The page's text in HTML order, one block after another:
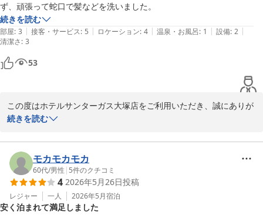
ホテルサンターガス大塚店
2026-06-18
ず、頑張って蛇口で髪などを洗いました。
続きを読む
部屋: 3 | 接客・サービス: 5 | ロケーション: 4 | 温泉・お風呂: 1 | 設備: 2 |
清潔さ: 3
53
この度はホテルサンターガス大塚店をご利用いただき、誠にありが
とうございます。
拝読いたしました。
一方で、シャワーと蛇口の切り替えが作動せず、ご不便をおかけし
てしまい誠に申し訳ございませんでした。
いただいたご指摘を受け、該当箇所はすでに修繕を完了しておりま
す。次回は快適にご利用いただけるよう整えておりますので、どう
続きを読む
モカモカモカ
60代/男性 | 5件のクチコミ
4 2026年5月26日投稿
レジャー 一人 2026年5月宿泊
安く泊まれて満足しました